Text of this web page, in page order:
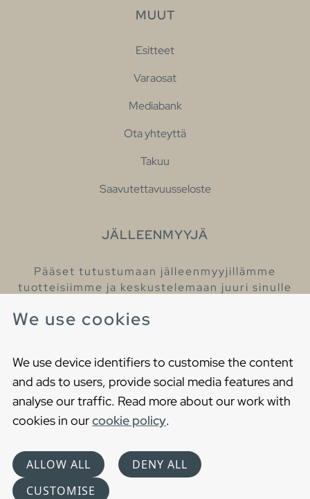
We use cookies
We use device identifiers to customise the content
and ads to users, provide social media features and
analyse our traffic. Read more about our work with
cookies in ourcookie policy.
ALLOW ALL
DENY ALL
CUSTOMISE
MUUT
Esitteet
Varaosat
Mediabank
Ota yhteyttä
Takuu
Saavutettavuusseloste
JÄLLEENMYYJÄ
Pääset tutustumaan jälleenmyyjillämme
tuotteisiimme ja keskustelemaan juuri sinulle
Cookies
Privacy statement
Choose language